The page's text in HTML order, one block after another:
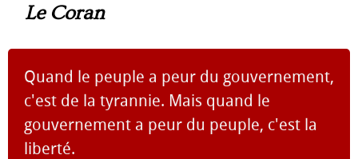
Le Coran
Quand le peuple a peur du gouvernement,
c'est de la tyrannie. Mais quand le
gouvernement a peur du peuple, c'est la
liberté.